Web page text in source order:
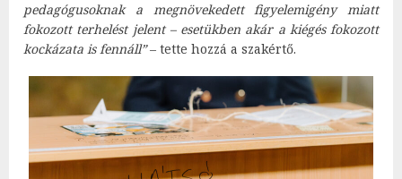
pedagógusoknak a megnövekedett figyelemigény miatt
fokozott terhelést jelent – esetükben akár a kiégés fokozott
kockázata is fennáll”– tette hozzá a szakértő.